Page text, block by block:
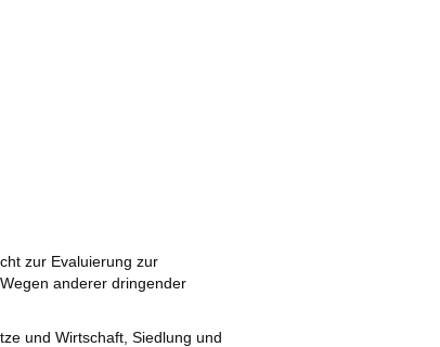
zur Evaluierung zur
anderer dringender
und Wirtschaft, Siedlung und